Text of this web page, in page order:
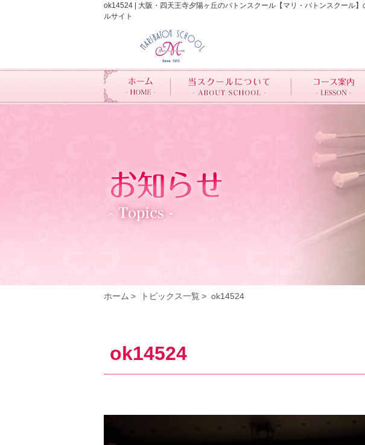
ok14524 | 大阪・四天王寺夕陽ヶ丘のバトンスクール【マリ・バトンスクール
ルサイト
ホーム トピックス一覧 ok14524
ok14524